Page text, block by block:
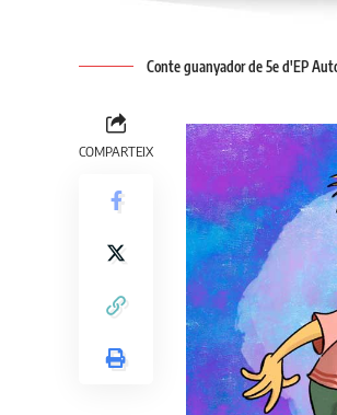
Conte guanyador de 5e d'EP
COMPARTEIX